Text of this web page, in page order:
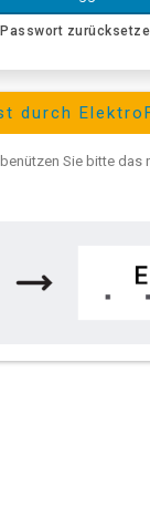
das neue